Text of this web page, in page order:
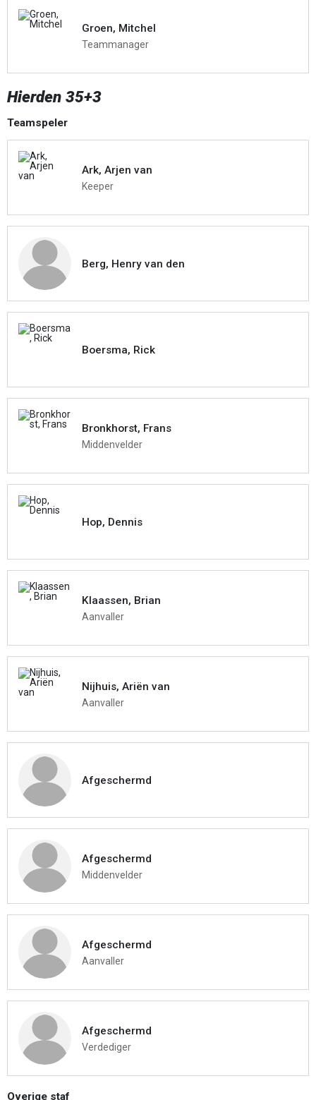
Groen, Mitchel
Teammanager
Hierden 35+3
Teamspeler
Ark, Arjen van
Keeper
Berg, Henry van den
Boersma, Rick
Bronkhorst, Frans
Middenvelder
Hop, Dennis
Klaassen, Brian
Aanvaller
Nijhuis, Ariën van
Aanvaller
Afgeschermd
Afgeschermd
Middenvelder
Afgeschermd
Aanvaller
Afgeschermd
Verdediger
Overige staf